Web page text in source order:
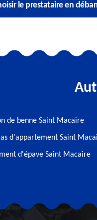
le prestataire en
de benne Saint Macaire
d'appartement Saint
d'épave Saint Macaire